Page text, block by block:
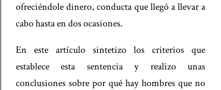
ofreciéndole dinero, conducta que llegó a llevar a
cabo hasta en dos ocasiones.
En este artículo sintetizo los criterios que
establece esta sentencia y realizo unas
conclusiones sobre por qué hay hombres que no